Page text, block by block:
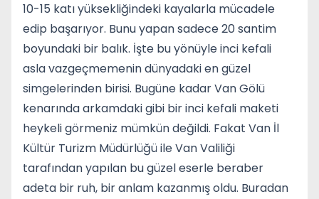
10-15 katı yüksekliğindeki kayalarla mücadele
edip başarıyor. Bunu yapan sadece 20 santim
boyundaki bir balık. İşte bu yönüyle inci kefali
asla vazgeçmemenin dünyadaki en güzel
simgelerinden birisi. Bugüne kadar Van Gölü
kenarında arkamdaki gibi bir inci kefali maketi
heykeli görmeniz mümkün değildi. Fakat Van İl
Kültür Turizm Müdürlüğü ile Van Valiliği
tarafından yapılan bu güzel eserle beraber
adeta bir ruh, bir anlam kazanmış oldu. Buradan